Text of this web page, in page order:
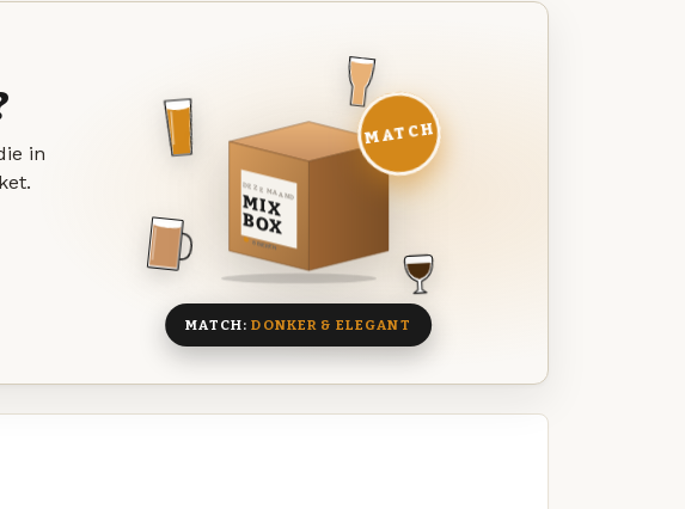
in
DEZE MAAND
MIX
BOX
8 BIEREN
MATCH
MATCH:DONKER & ELEGANT